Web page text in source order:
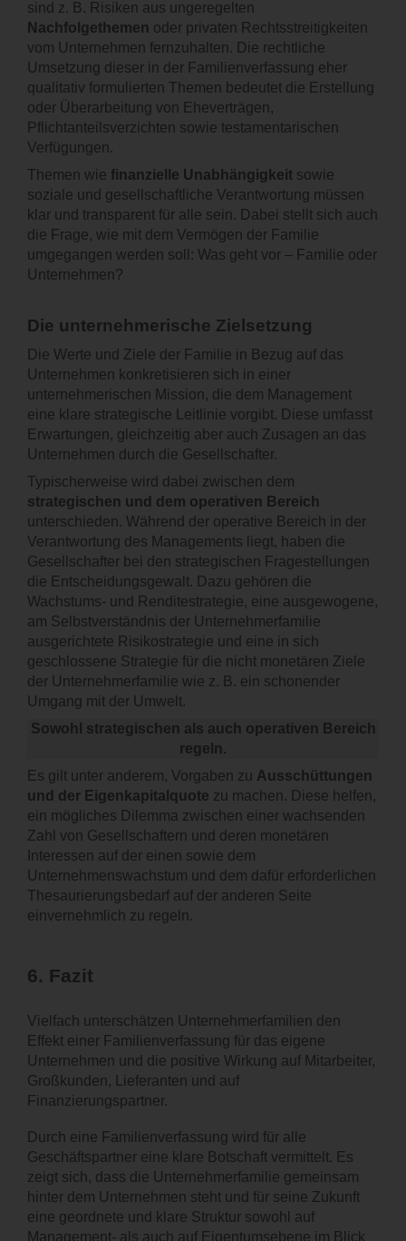
sind z. B. Risiken aus ungeregelten
Nachfolgethemen oder privaten Rechtsstreitigkeiten
vom Unternehmen fernzuhalten. Die rechtliche
Umsetzung dieser in der Familienverfassung eher
qualitativ formulierten Themen bedeutet die Erstellung
oder Überarbeitung von Eheverträgen,
Pflichtanteilsverzichten sowie testamentarischen
Verfügungen.
Themen wie finanzielle Unabhängigkeit sowie
soziale und gesellschaftliche Verantwortung müssen
klar und transparent für alle sein. Dabei stellt sich auch
die Frage, wie mit dem Vermögen der Familie
umgegangen werden soll: Was geht vor ‒ Familie oder
Unternehmen?
Die unternehmerische Zielsetzung
Die Werte und Ziele der Familie in Bezug auf das
Unternehmen konkretisieren sich in einer
unternehmerischen Mission, die dem Management
eine klare strategische Leitlinie vorgibt. Diese umfasst
Erwartungen, gleichzeitig aber auch Zusagen an das
Unternehmen durch die Gesellschafter.
Typischerweise wird dabei zwischen dem
strategischen und dem operativen Bereich
unterschieden. Während der operative Bereich in der
Verantwortung des Managements liegt, haben die
Gesellschafter bei den strategischen Fragestellungen
die Entscheidungsgewalt. Dazu gehören die
Wachstums- und Renditestrategie, eine ausgewogene,
am Selbstverständnis der Unternehmerfamilie
ausgerichtete Risikostrategie und eine in sich
geschlossene Strategie für die nicht monetären Ziele
der Unternehmerfamilie wie z. B. ein schonender
Umgang mit der Umwelt.
Sowohl strategischen als auch operativen Bereich
regeln.
Es gilt unter anderem, Vorgaben zu Ausschüttungen
und der Eigenkapitalquote zu machen. Diese helfen,
ein mögliches Dilemma zwischen einer wachsenden
Zahl von Gesellschaftern und deren monetären
Interessen auf der einen sowie dem
Unternehmenswachstum und dem dafür erforderlichen
Thesaurierungsbedarf auf der anderen Seite
einvernehmlich zu regeln.
6. Fazit
Vielfach unterschätzen Unternehmerfamilien den
Effekt einer Familienverfassung für das eigene
Unternehmen und die positive Wirkung auf Mitarbeiter,
Großkunden, Lieferanten und auf
Finanzierungspartner.
Durch eine Familienverfassung wird für alle
Geschäftspartner eine klare Botschaft vermittelt. Es
zeigt sich, dass die Unternehmerfamilie gemeinsam
hinter dem Unternehmen steht und für seine Zukunft
eine geordnete und klare Struktur sowohl auf
Management- als auch auf Eigentumsebene im Blick